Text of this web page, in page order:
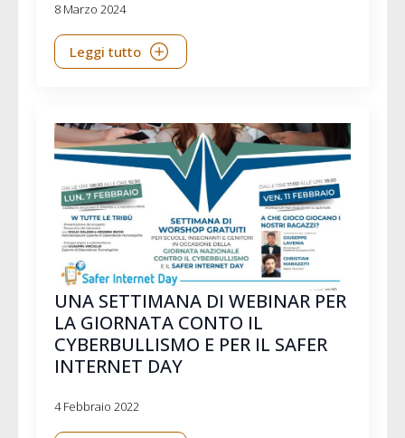
8 Marzo 2024
Leggi tutto
UNA SETTIMANA DI WEBINAR PER
LA GIORNATA CONTO IL
CYBERBULLISMO E PER IL SAFER
INTERNET DAY
4 Febbraio 2022